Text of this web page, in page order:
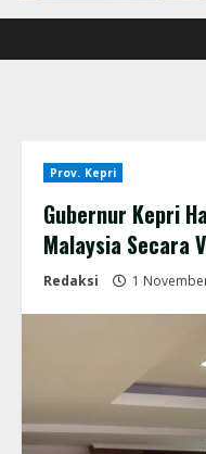
Prov. Kepri
Gubernur Kepri
Malaysia Secara
Redaksi 1